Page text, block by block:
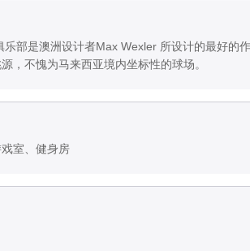
部是澳洲设计者Max Wexler 所设计的最好的
，不愧为马来西亚境内坐标性的球场。
室、健身房